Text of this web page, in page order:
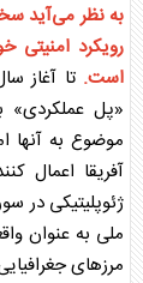
به نظر می‌آید
رویکرد امنیتی
است. تا آغاز
«پل عملکردی»
موضوع به آنها
آفریقا اعمال
ژئوپلیتیکی در
ملی به عنوان
مرزهای